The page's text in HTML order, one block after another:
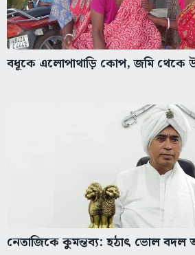
বধূকে এলোপাথাড়ি কোপ, জমি থেকে
নেতাজিকে কুমন্তব্য: হঠাৎ ভোল বদল